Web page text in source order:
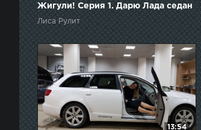
Жигули! Серия 1. Дарю Лада седан
баклажан
Лиса Рулит
13:54